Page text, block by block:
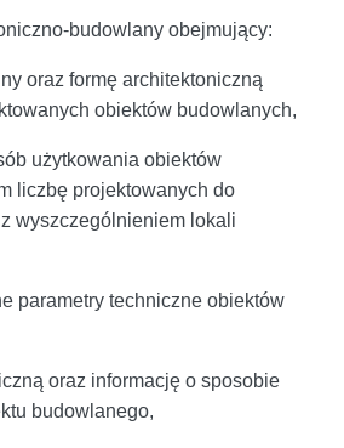
budowlany obejmujący:
oraz formę architektoniczną
obiektów budowlanych,
użytkowania obiektów
liczbę projektowanych do
wyszczególnieniem lokali
parametry techniczne obiektów
oraz informację o sposobie
budowlanego,